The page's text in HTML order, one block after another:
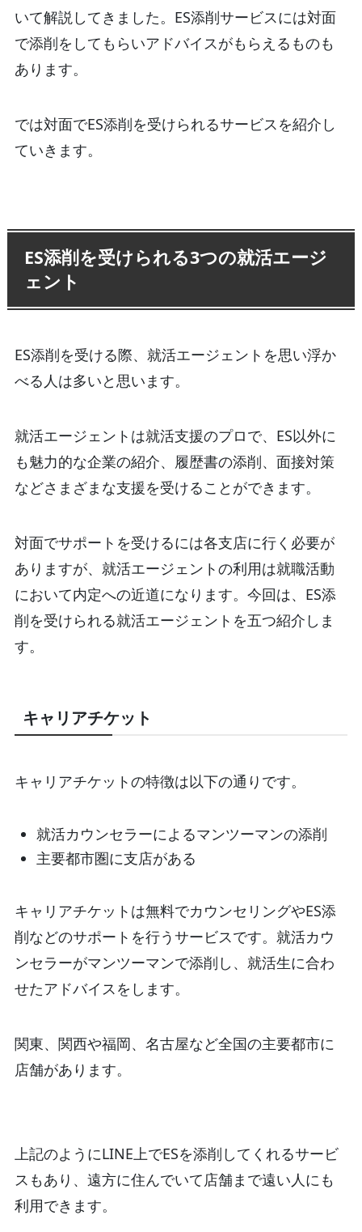
いて解説してきました。ES添削サービスには対面
で添削をしてもらいアドバイスがもらえるものも
あります。
では対面でES添削を受けられるサービスを紹介し
ていきます。
ES添削を受けられる3つの就活エージ
ェント
ES添削を受ける際、就活エージェントを思い浮か
べる人は多いと思います。
就活エージェントは就活支援のプロで、ES以外に
も魅力的な企業の紹介、履歴書の添削、面接対策
などさまざまな支援を受けることができます。
対面でサポートを受けるには各支店に行く必要が
ありますが、就活エージェントの利用は就職活動
において内定への近道になります。今回は、ES添
削を受けられる就活エージェントを五つ紹介しま
す。
キャリアチケット
キャリアチケットの特徴は以下の通りです。
就活カウンセラーによるマンツーマンの添削
主要都市圏に支店がある
キャリアチケットは無料でカウンセリングやES添
削などのサポートを行うサービスです。就活カウ
ンセラーがマンツーマンで添削し、就活生に合わ
せたアドバイスをします。
関東、関西や福岡、名古屋など全国の主要都市に
店舗があります。
上記のようにLINE上でESを添削してくれるサービ
スもあり、遠方に住んでいて店舗まで遠い人にも
利用できます。